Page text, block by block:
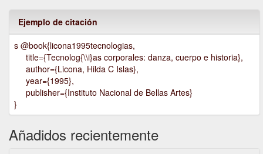
Ejemplo de citación
s @book{licona1995tecnologias,
title={Tecnolog{\\i}as corporales: danza, cuerpo e historia},
author={Licona, Hilda C Islas},
year={1995},
publisher={Instituto Nacional de Bellas Artes}
}
Añadidos recientemente